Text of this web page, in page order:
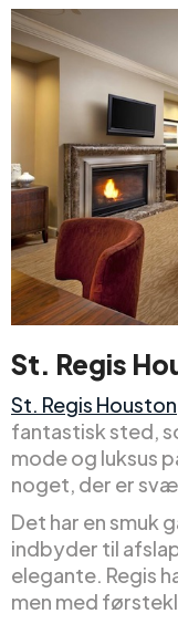
St. Regis
St. Regis Houston
fantastisk sted,
mode og luksus
noget, der er
Det har en smuk
indbyder til
elegante. Regis
men med